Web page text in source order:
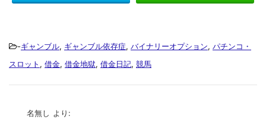
-ギャンブル, ギャンブル依存症, バイナリーオプション, パチンコ・
スロット , 借金, 借金地獄, 借金日記, 競馬
名無し より: